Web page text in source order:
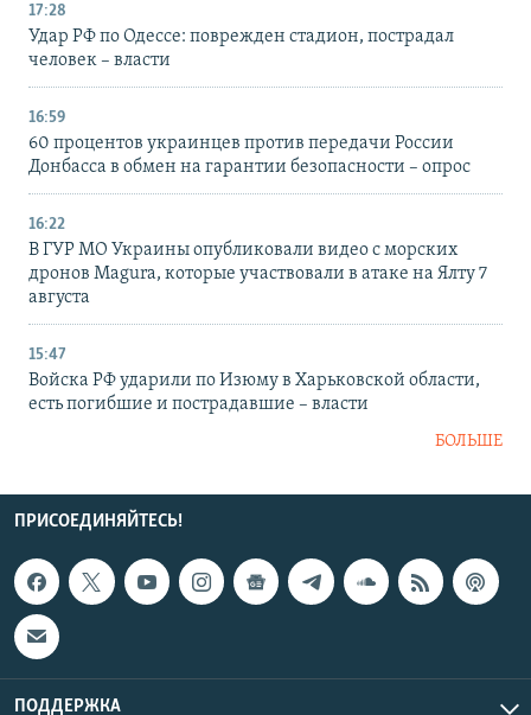
17:28
Удар РФ по Одессе: поврежден стадион, пострадал
человек – власти
16:59
60 процентов украинцев против передачи России
Донбасса в обмен на гарантии безопасности – опрос
16:22
В ГУР МО Украины опубликовали видео с морских
дронов Magura, которые участвовали в атаке на Ялту 7
августа
15:47
Войска РФ ударили по Изюму в Харьковской области,
есть погибшие и пострадавшие – власти
БОЛЬШЕ
ПРИСОЕДИНЯЙТЕСЬ!
ПОДДЕРЖКА